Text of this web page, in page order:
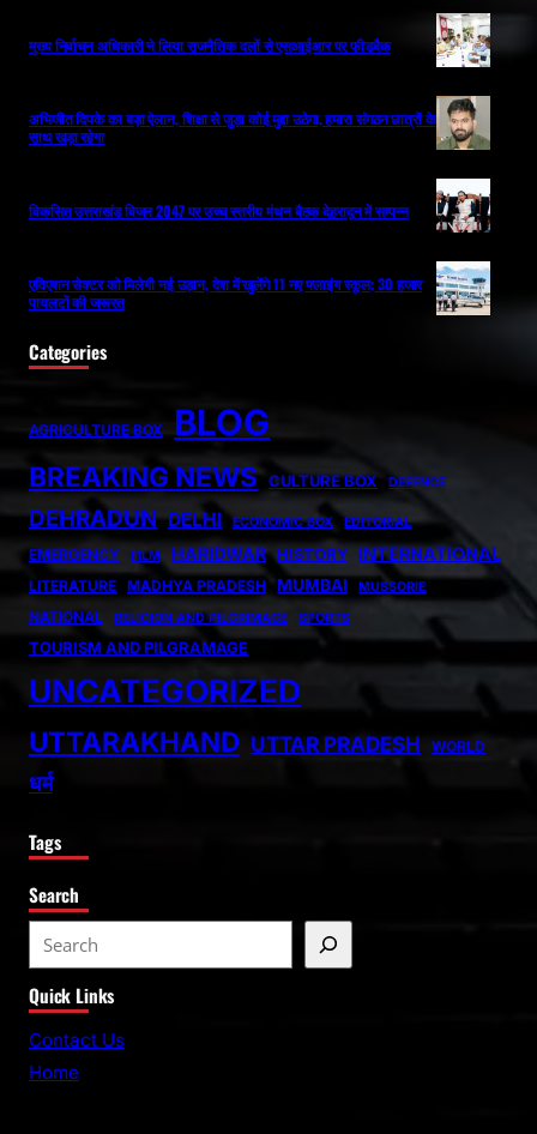
मुख्य निर्वाचन अधिकारी ने लिया राजनैतिक दलों से एसआईआर पर फीडबैक
अभिजीत दिपके का बड़ा ऐलान, शिक्षा से जुड़ा कोई मुद्दा उठेगा, हमारा संगठन छात्रों के
साथ खड़ा रहेगा
विकसित उत्तराखंड विजन 2047 पर उच्च स्तरीय मंथन बैठक देहरादून में सम्पन्न
एविएशन सेक्टर को मिलेगी नई उड़ान, देश में खुलेंगे 11 नए फ्लाइंग स्कूल; 30 हजार
पायलटों की जरूरत
Categories
AGRICULTURE BOX BLOG
BREAKING NEWS CULTURE BOX DEFENCE
DEHRADUN DELHI ECONOMIC BOX EDITORIAL
EMERGENCY FILM HARIDWAR HISTORY INTERNATIONAL
LITERATURE MADHYA PRADESH MUMBAI MUSSORIE
NATIONAL RELIGION AND PILGRIMAGE SPORTS
TOURISM AND PILGRAMAGE
UNCATEGORIZED
UTTARAKHAND UTTAR PRADESH WORLD
धर्म
Tags
Search
e
a
r
Quick Links
Contact Us
Home